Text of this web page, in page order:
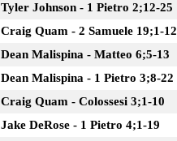
Tyler Johnson - 1 Pietro 2;12-25
Craig Quam - 2 Samuele 19;1-12
Dean Malispina - Matteo 6;5-13
Dean Malispina - 1 Pietro 3;8-22
Craig Quam - Colossesi 3;1-10
Jake DeRose - 1 Pietro 4;1-19